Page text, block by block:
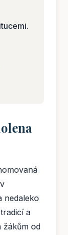
nedaleko
a
žákům od